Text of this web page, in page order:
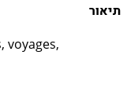
תיאור
voyages,